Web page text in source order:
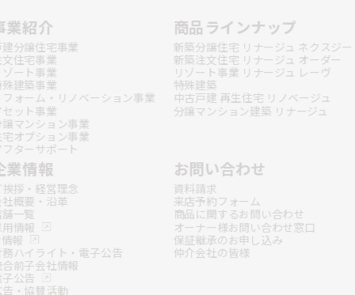
業紹介
分譲住宅事業
住宅事業
ート事業
建築事業
ォーム・リノベーション事業
ット事業
マンション事業
オプション事業
ターサポート
商品ラインナップ
新築分譲住宅 リナージュ ネクスジー
新築注文住宅 リナージュ オーダー
リゾート事業 リナージュ レーヴ
特殊建築
中古戸建 再生住宅 リノベージュ
分譲マンション建築 リナージュ
業情報
拶・経営理念
概要・沿革
一覧
情報
報
ハイライト・電子公告
前子会社情報
公告
・協賛活動
お問い合わせ
資料請求
来店予約フォーム
商品に関するお問い合わせ
オーナー様お問い合わせ窓口
保証継承のお申し込み
仲介会社の皆様